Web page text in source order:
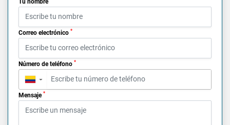
Correo electrónico *
Número de teléfono *
▼
Mensaje *